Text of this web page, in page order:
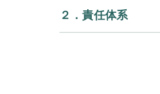
２．責任体系